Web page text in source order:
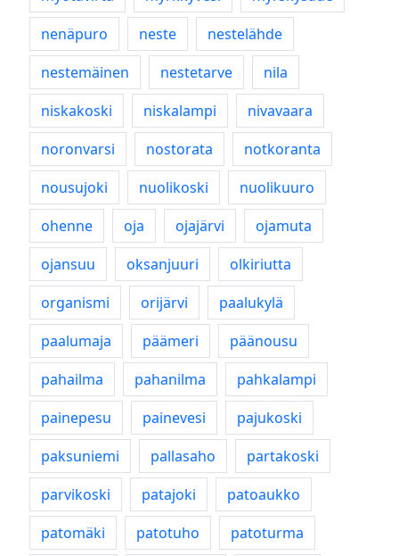
nenäpuro
neste
nestelähde
nestemäinen
nestetarve
nila
niskakoski
niskalampi
nivavaara
noronvarsi
nostorata
notkoranta
nousujoki
nuolikoski
nuolikuuro
ohenne
oja ojajärvi
ojamuta
ojansuu
oksanjuuri
olkiriutta
organismi
orijärvi
paalukylä
paalumaja
päämeri
päänousu
pahailma
pahanilma
pahkalampi
painepesu
painevesi
pajukoski
paksuniemi
pallasaho
partakoski
parvikoski
patajoki
patoaukko
patomäki
patotuho
patoturma